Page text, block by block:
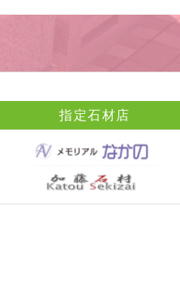
指定石材店